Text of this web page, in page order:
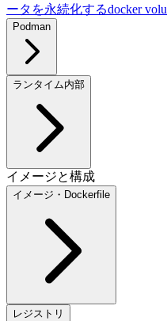
ータを永続化するdocker
Podman
ランタイム内部
イメージと構成
イメージ・Dockerfile
レジストリ